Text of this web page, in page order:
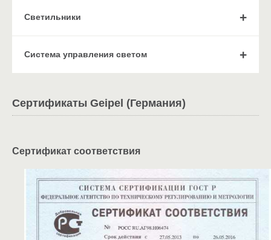
Cветильники
Система управления светом
Сертификаты Geipel (Германия)
Сертификат соответствия